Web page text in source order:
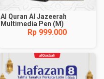
Al Quran Al Jazeerah
Multimedia Pen (M)
Rp 999.000